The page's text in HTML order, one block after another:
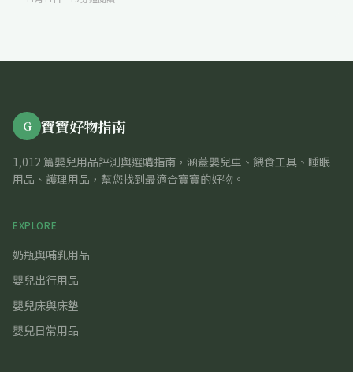
G 寶寶好物指南
1,012 篇嬰兒用品評測與選購指南，涵蓋嬰兒車、餵食工具、睡眠
用品、護理用品，幫您找到最適合寶寶的好物。
EXPLORE
奶瓶與哺乳用品
嬰兒出行用品
嬰兒床與床墊
嬰兒日常用品